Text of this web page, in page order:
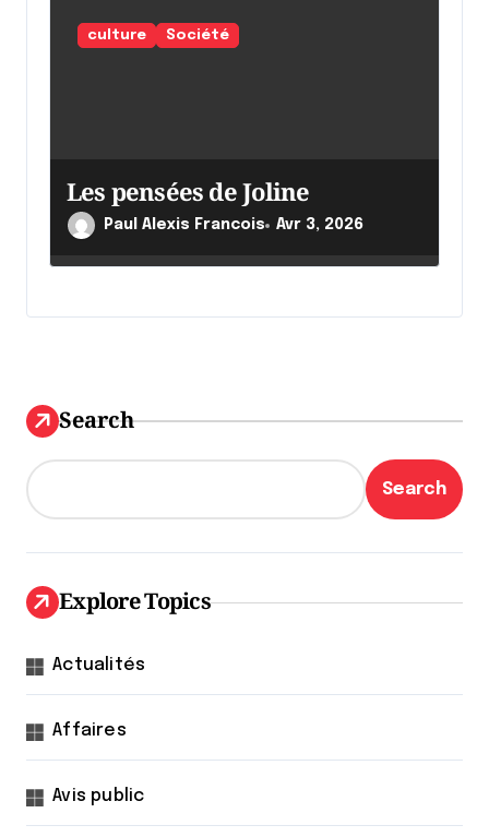
culture Société
Les pensées de Joline
Paul Alexis Francois Avr 3, 2026
Search
Search
Explore Topics
Actualités
Affaires
Avis public